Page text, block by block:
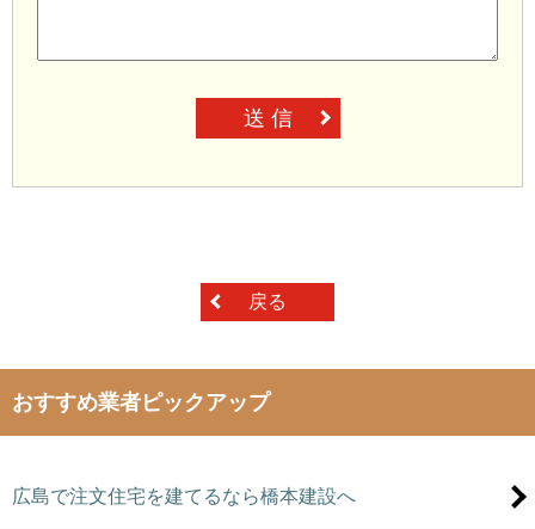
送 信
戻る
おすすめ業者ピックアップ
広島で注文住宅を建てるなら橋本建設へ